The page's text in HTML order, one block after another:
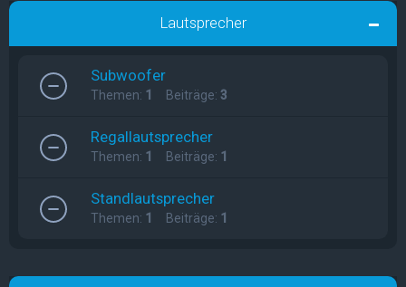
Lautsprecher
Subwoofer
Themen: 1 Beiträge: 3
Regallautsprecher
Themen: 1 Beiträge: 1
Standlautsprecher
Themen: 1 Beiträge: 1